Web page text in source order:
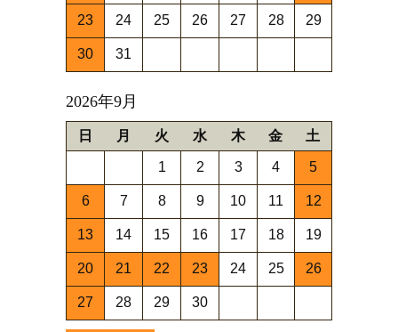
23 24 25 26 27 28 29
30 31
2026年9月
日 月 火 水 木 金 土
1 2 3 4 5
6 7 8 9 10 11 12
13 14 15 16 17 18 19
20 21 22 23 24 25 26
27 28 29 30